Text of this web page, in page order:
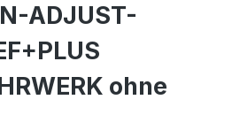
ADJUST-
ohne